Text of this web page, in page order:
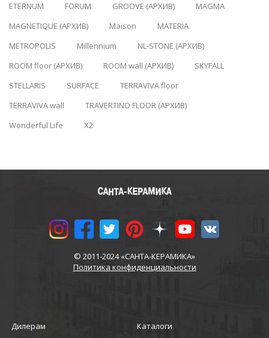
ETERNUM
FORUM GROOVE (АРХИВ)
MAGMA
MAGNETIQUE (АРХИВ)
Maison
MATERIA
METROPOLIS
Millennium
NL-STONE (АРХИВ)
ROOM floor (АРХИВ)
ROOM wall (АРХИВ)
SKYFALL
STELLARIS
SURFACE
TERRAVIVA floor
TERRAVIVA wall
TRAVERTINO FLOOR (АРХИВ)
Wonderful Life
X2
© 2011-2024 «САНТА-КЕРАМИКА»
Политика конфиденциальности
Дилерам Каталоги